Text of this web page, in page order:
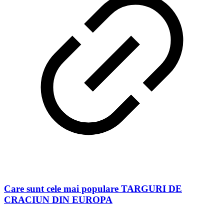
Care sunt cele mai populare TARGURI DE
CRACIUN DIN EUROPA